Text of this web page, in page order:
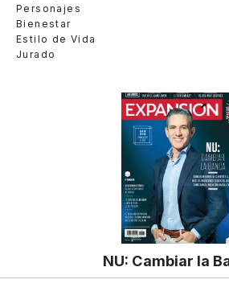
Personajes
Bienestar
Estilo de Vida
Jurado
NU: Cambiar la